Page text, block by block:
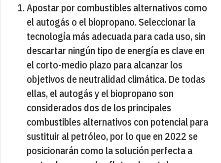
Apostar por combustibles alternativos como
el autogás o el biopropano. Seleccionar la
tecnología más adecuada para cada uso, sin
descartar ningún tipo de energía es clave en
el corto-medio plazo para alcanzar los
objetivos de neutralidad climática. De todas
ellas, el autogás y el biopropano son
considerados dos de los principales
combustibles alternativos con potencial para
sustituir al petróleo, por lo que en 2022 se
posicionarán como la solución perfecta a